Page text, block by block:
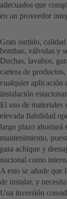
adecuados que
en un proveedor
Gran surtido,
bombas, válvulas y
Duchas, lavabos,
cartera de
cualquier aplicación
instalación
El uso de materiales
elevada fiabilidad
largo plazo ahorrará
mantenimiento,
para achique y
nacional como
A esto se añade
de instalar, y
Una inversión